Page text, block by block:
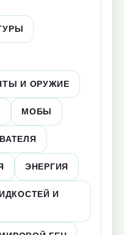
И ОРУЖИЕ
МОБЫ
ЭНЕРГИЯ
И